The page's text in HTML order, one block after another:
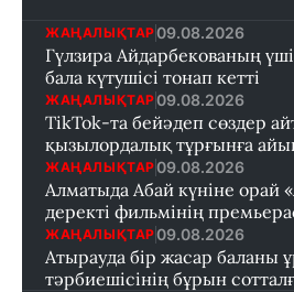
ЖАҢАЛЫҚТАР 09.08.2026
Гүлзира Айдарбекованың
бала күтушісі тонап кетті
ЖАҢАЛЫҚТАР 09.08.2026
TikTok-та бейәдеп сөздер
қызылордалық тұрғынға
ЖАҢАЛЫҚТАР 09.08.2026
Алматыда Абай күніне орай
деректі фильмінің
ЖАҢАЛЫҚТАР 09.08.2026
Атырауда бір жасар баланы
тәрбиешісінің бұрын